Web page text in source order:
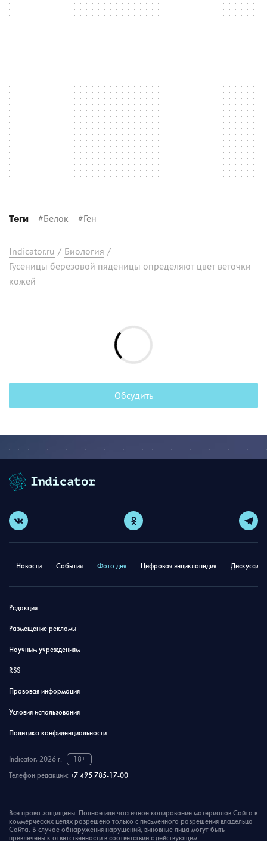
Теги #Белок #Ген
Indicator.ru / Биология /
Гусеницы березовой пяденицы определяют цвет веточки
кожей
Обсудить
Новости События Фото дня Цифровая энциклопедия
Редакция
Размещение рекламы
Научным учреждениям
RSS
Правовая информация
Условия использования
Политика конфиденциальности
Indicator, 2026 г.
18+
Телефон редакции: +7 495 785-17-00
Все права защищены. Полное или частичное копирование материалов Сайта в
коммерческих целях разрешено только с письменного разрешения владельца
Сайта. В случае обнаружения нарушений, виновные лица могут быть
привлечены к ответственности в соответствии с действующим